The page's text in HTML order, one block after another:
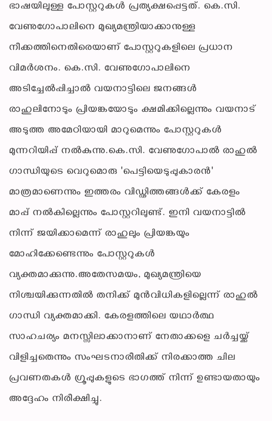
ഭാഷയിലുള്ള പോസ്റ്ററുകൾ പ്രത്യക്ഷപ്പെട്ടത്. കെ.സി.
വേണുഗോപാലിനെ മുഖ്യമന്ത്രിയാക്കാനുള്ള
നീക്കത്തിനെതിരെയാണ് പോസ്റ്ററുകളിലെ പ്രധാന
വിമർശനം. കെ.സി. വേണുഗോപാലിനെ
അടിച്ചേൽപ്പിച്ചാൽ വയനാട്ടിലെ ജനങ്ങൾ
രാഹുലിനോടും പ്രിയങ്കയോടും ക്ഷമിക്കില്ലെന്നും വയനാട്
അടുത്ത അമേഠിയായി മാറുമെന്നും പോസ്റ്ററുകൾ
മുന്നറിയിപ്പ് നൽകുന്നു.കെ.സി. വേണുഗോപാൽ രാഹുൽ
ഗാന്ധിയുടെ വെറുമൊരു 'പെട്ടിയെടുപ്പുകാരൻ'
മാത്രമാണെന്നും ഇത്തരം വിഡ്ഢിത്തങ്ങൾക്ക് കേരളം
മാപ്പ് നൽകില്ലെന്നും പോസ്റ്ററിലുണ്ട്. ഇനി വയനാട്ടിൽ
നിന്ന് ജയിക്കാമെന്ന് രാഹുലും പ്രിയങ്കയും
മോഹിക്കേണ്ടെന്നും പോസ്റ്ററുകൾ
വ്യക്തമാക്കുന്നു.അതേസമയം, മുഖ്യമന്ത്രിയെ
നിശ്ചയിക്കുന്നതിൽ തനിക്ക് മുൻവിധികളില്ലെന്ന് രാഹുൽ
ഗാന്ധി വ്യക്തമാക്കി. കേരളത്തിലെ യഥാർത്ഥ
സാഹചര്യം മനസ്സിലാക്കാനാണ് നേതാക്കളെ ചർച്ചയ്ക്ക്
വിളിച്ചതെന്നും സംഘടനാരീതിക്ക് നിരക്കാത്ത ചില
പ്രവണതകൾ ഗ്രൂപ്പുകളുടെ ഭാഗത്ത് നിന്ന് ഉണ്ടായതായും
അദ്ദേഹം നിരീക്ഷിച്ചു.